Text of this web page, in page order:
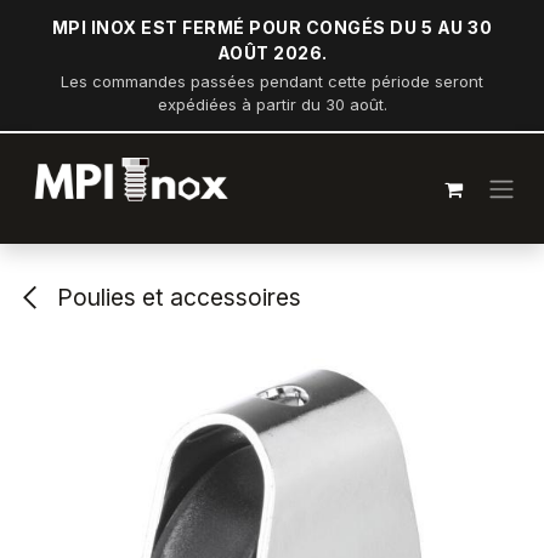
Se rendre au contenu
MPI INOX EST FERMÉ POUR CONGÉS DU 5 AU 30
AOÛT 2026.
Les commandes passées pendant cette période seront
expédiées à partir du 30 août.
Poulies et accessoires